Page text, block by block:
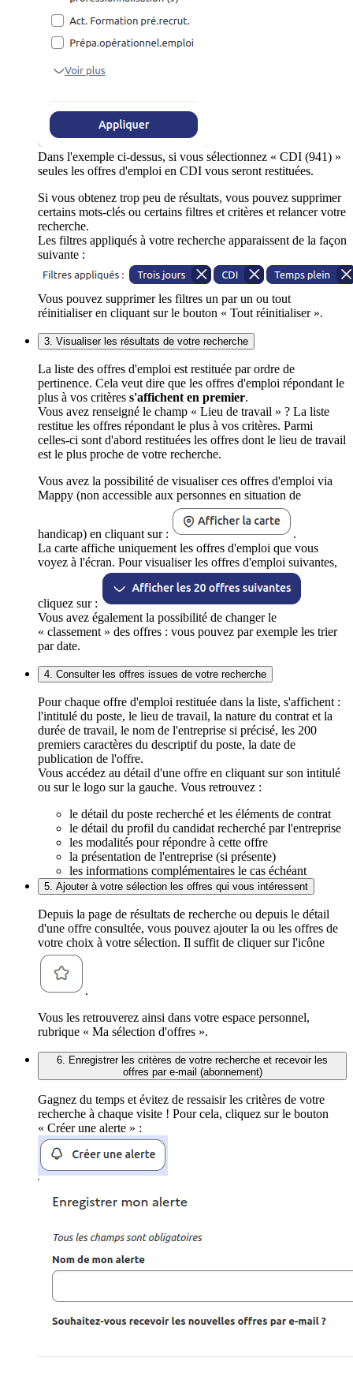
Dans l'exemple ci-dessus, si vous sélectionnez « CDI (941) »
seules les offres d'emploi en CDI vous seront restituées.
Si vous obtenez trop peu de résultats, vous pouvez supprimer
certains mots-clés ou certains filtres et critères et relancer votre
recherche.
Les filtres appliqués à votre recherche apparaissent de la façon
suivante :
Vous pouvez supprimer les filtres un par un ou tout
réinitialiser en cliquant sur le bouton « Tout réinitialiser ».
3. Visualiser les résultats de votre recherche
La liste des offres d'emploi est restituée par ordre de
pertinence. Cela veut dire que les offres d'emploi répondant le
plus à vos critères s'affichent en premier.
Vous avez renseigné le champ « Lieu de travail » ? La liste
restitue les offres répondant le plus à vos critères. Parmi
celles-ci sont d'abord restituées les offres dont le lieu de travail
est le plus proche de votre recherche.
Vous avez la possibilité de visualiser ces offres d'emploi via
Mappy (non accessible aux personnes en situation de
handicap) en cliquant sur :
.
La carte affiche uniquement les offres d'emploi que vous
voyez à l'écran. Pour visualiser les offres d'emploi suivantes,
cliquez sur :
Vous avez également la possibilité de changer le
« classement » des offres : vous pouvez par exemple les trier
par date.
4. Consulter les offres issues de votre recherche
Pour chaque offre d'emploi restituée dans la liste, s'affichent :
l'intitulé du poste, le lieu de travail, la nature du contrat et la
durée de travail, le nom de l'entreprise si précisé, les 200
premiers caractères du descriptif du poste, la date de
publication de l'offre.
Vous accédez au détail d'une offre en cliquant sur son intitulé
ou sur le logo sur la gauche. Vous retrouvez :
le détail du poste recherché et les éléments de contrat
le détail du profil du candidat recherché par l'entreprise
les modalités pour répondre à cette offre
la présentation de l'entreprise (si présente)
les informations complémentaires le cas échéant
5. Ajouter à votre sélection les offres qui vous intéressent
Depuis la page de résultats de recherche ou depuis le détail
d'une offre consultée, vous pouvez ajouter la ou les offres de
votre choix à votre sélection. Il suffit de cliquer sur l'icône
.
Vous les retrouverez ainsi dans votre espace personnel,
rubrique « Ma sélection d'offres ».
6. Enregistrer les critères de votre recherche et recevoir les
offres par e-mail (abonnement)
Gagnez du temps et évitez de ressaisir les critères de votre
recherche à chaque visite ! Pour cela, cliquez sur le bouton
« Créer une alerte » :